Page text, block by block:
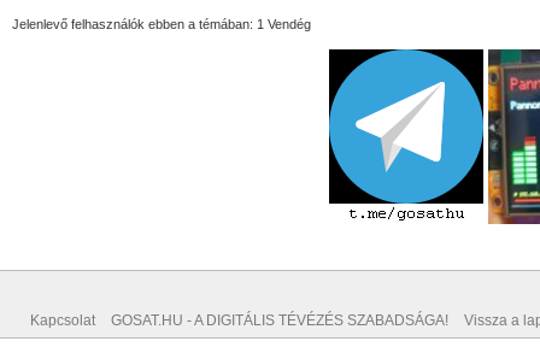
Jelenlevő felhasználók ebben a témában: 1 Vendég
Kapcsolat GOSAT.HU - A DIGITÁLIS TÉVÉZÉS SZABADSÁGA! Vissza a